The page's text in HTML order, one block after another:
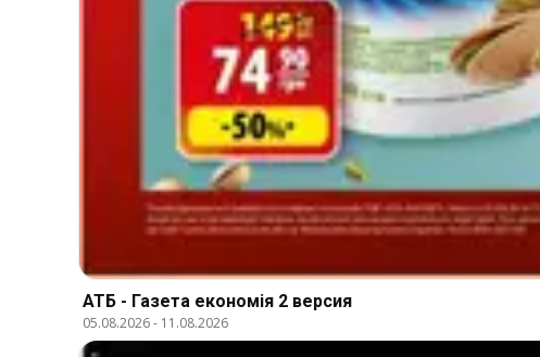
АТБ - Газета економія 2 версия
05.08.2026- 11.08.2026